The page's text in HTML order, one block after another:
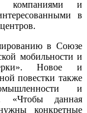
компаниями и
в
в Союзе
мобильности и
Новое и
повестки также
и
«Чтобы данная
конкретные